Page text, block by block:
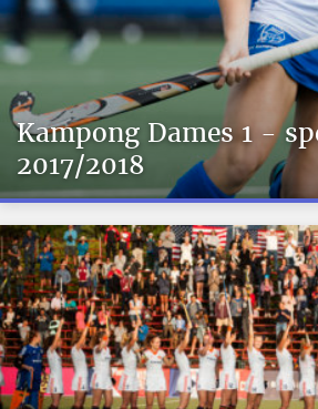
Kampong Dames 1 -
2017/2018